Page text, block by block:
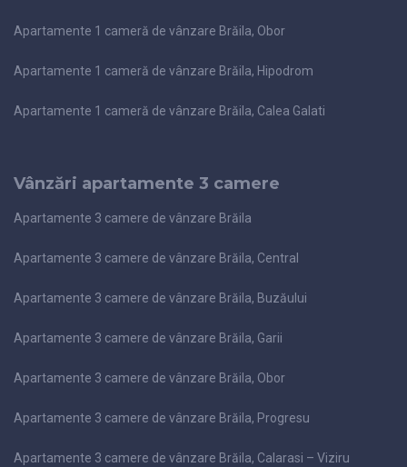
Apartamente 1 cameră de vânzare Brăila, Obor
Apartamente 1 cameră de vânzare Brăila, Hipodrom
Apartamente 1 cameră de vânzare Brăila, Calea Galati
Vânzări apartamente 3 camere
Apartamente 3 camere de vânzare Brăila
Apartamente 3 camere de vânzare Brăila, Central
Apartamente 3 camere de vânzare Brăila, Buzăului
Apartamente 3 camere de vânzare Brăila, Garii
Apartamente 3 camere de vânzare Brăila, Obor
Apartamente 3 camere de vânzare Brăila, Progresu
Apartamente 3 camere de vânzare Brăila, Calarasi – Viziru